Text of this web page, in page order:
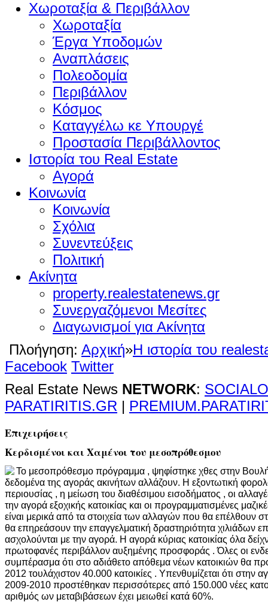
Χωροταξία & Περιβάλλον
Χωροταξία
Έργα Υποδομών
Αναπλάσεις
Πολεοδομία
Περιβάλλον
Κόσμος
Καταγγέλω κε Υπουργέ
Προστασία Περιβάλλοντος
Ιστορία του Real Estate
Αγορά
Κοινωνία
Κοινωνία
Σχόλια
Συνεντεύξεις
Πολιτική
Ακίνητα
property.realestatenews.gr
Συνεργαζόμενοι Μεσίτες
Διαγωνισμοί για Ακίνητα
Πλοήγηση: Αρχική»Η ιστορία του
Facebook Twitter
Real Estate News NETWORK:
PARATIRITIS.GR |
Επιχειρήσεις
Κερδισμένοι και Χαμένοι του μεσοπρόθεσμου
Το μεσοπρόθεσμο πρόγραμμα , ψηφίστηκε χθες στην
δεδομένα της αγοράς ακινήτων αλλάζουν. Η εξοντωτική
περιουσίας , η μείωση του διαθέσιμου εισοδήματος , οι
την αγορά εξοχικής κατοικίας και οι προγραμματισμένες
είναι μερικά από τα στοιχεία των αλλαγών που θα επέλθουν
θα επηρεάσουν την επαγγελματική δραστηριότητα χιλιάδων
ασχολούνται με την αγορά. Η αγορά κύριας κατοικίας όλα
πρωτοφανές περιβάλλον αυξημένης προσφοράς . Όλες οι
συμπέρασμα ότι στο αδιάθετο απόθεμα νέων κατοικιών θα
2012 τουλάχιστον 40.000 κατοικίες . Υπενθυμίζεται ότι στην
2009-2010 προστέθηκαν περισσότερες από 150.000 νέες
αριθμός ων μεταβιβάσεων έχει μειωθεί κατά 60%.